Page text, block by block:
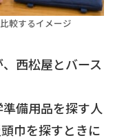
較するイメージ
西松屋とバース
備用品を探す人
巾を探すときに